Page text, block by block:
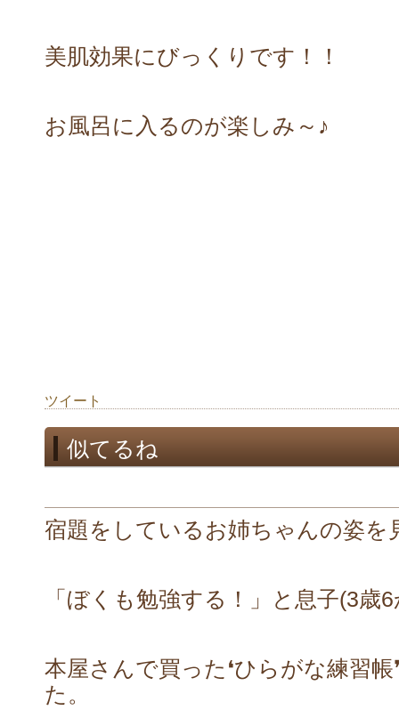
美肌効果にびっくりです！！
お風呂に入るのが楽しみ～♪
ツイート
似てるね
宿題をしているお姉ちゃんの姿を
「ぼくも勉強する！」と息子(3歳
本屋さんで買った❛ひらがな練習
た。